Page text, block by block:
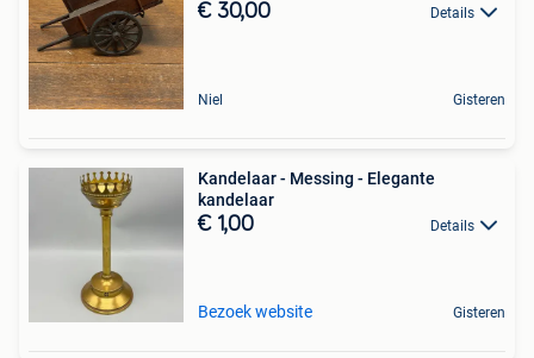
€ 30,00 Details
Niel Gisteren
Kandelaar - Messing - Elegante
kandelaar
€ 1,00 Details
Bezoek website Gisteren